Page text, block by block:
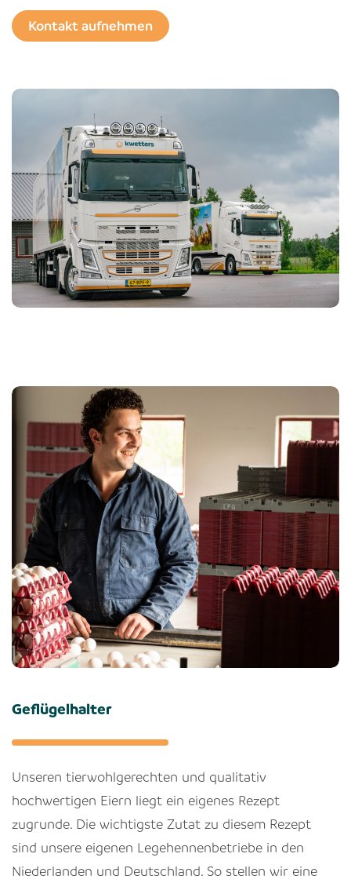
Kontakt aufnehmen
Geflügelhalter
Unseren tierwohlgerechten und qualitativ
hochwertigen Eiern liegt ein eigenes Rezept
zugrunde. Die wichtigste Zutat zu diesem Rezept
sind unsere eigenen Legehennenbetriebe in den
Niederlanden und Deutschland. So stellen wir eine